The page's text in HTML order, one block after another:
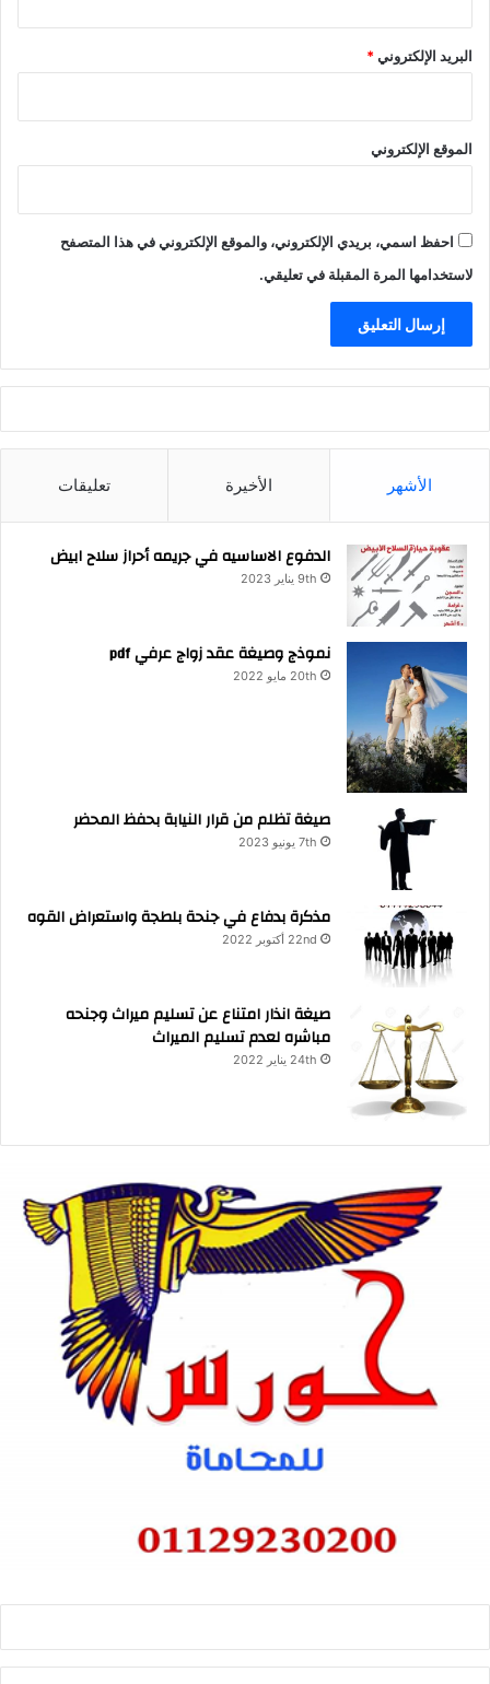
البريد الإلكتروني*
الموقع الإلكتروني
احفظ اسمي، بريدي الإلكتروني، والموقع الإلكتروني في هذا المتصفح
لاستخدامها المرة المقبلة في تعليقي.
الأشهر الأخيرة تعليقات
الدفوع الاساسيه في جريمه أحراز سلاح ابيض
9th يناير 2023
نموذج وصيغة عقد زواج عرفي pdf
20th مايو 2022
صيغة تظلم من قرار النيابة بحفظ المحضر
7th يونيو 2023
مذكرة بدفاع في جنحة بلطجة واستعراض القوه
22nd أكتوبر 2022
صيغة انذار امتناع عن تسليم ميراث وجنحه
مباشره لعدم تسليم الميراث
24th يناير 2022